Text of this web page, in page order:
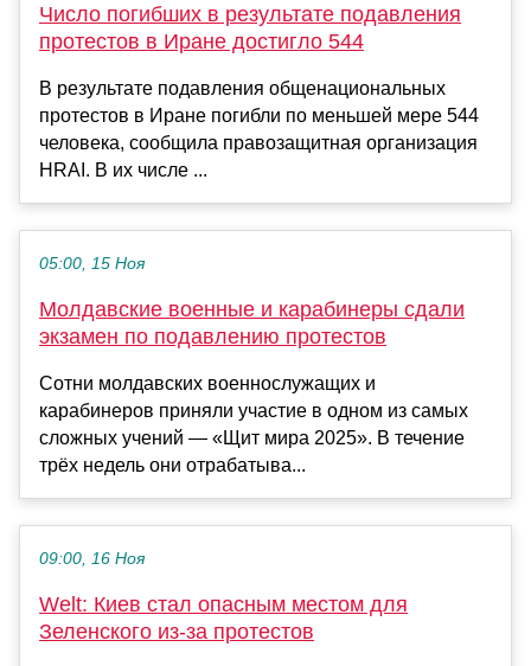
Число погибших в результате подавления
протестов в Иране достигло 544
В результате подавления общенациональных
протестов в Иране погибли по меньшей мере 544
человека, сообщила правозащитная организация
HRAI. В их числе ...
05:00, 15 Ноя
Молдавские военные и карабинеры сдали
экзамен по подавлению протестов
Сотни молдавских военнослужащих и
карабинеров приняли участие в одном из самых
сложных учений — «Щит мира 2025». В течение
трёх недель они отрабатыва...
09:00, 16 Ноя
Welt: Киев стал опасным местом для
Зеленского из-за протестов